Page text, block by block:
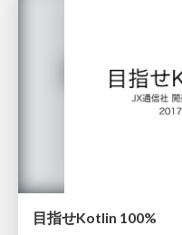
目指せKotlin 100%